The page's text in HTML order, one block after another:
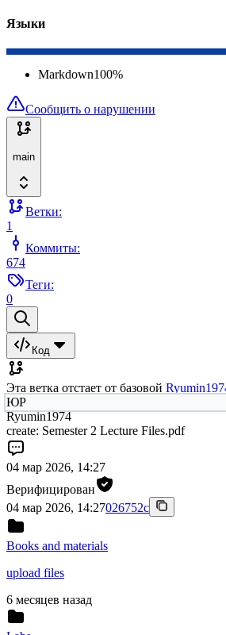
Языки
Markdown100%
Сообщить о нарушении
main
Ветки:
1
Коммиты:
674
Теги:
0
Код
Эта ветка отстает от базовой
ЮР
Ryumin1974
create: Semester 2 Lecture Files.pdf
04 мар 2026, 14:27
Верифицирован
04 мар 2026, 14:27026752c
Books and materials
upload files
6 месяцев назад